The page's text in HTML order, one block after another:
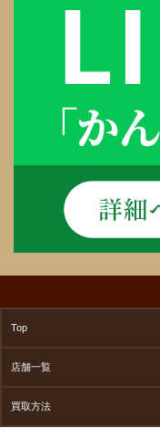
Top
店舗一覧
買取方法